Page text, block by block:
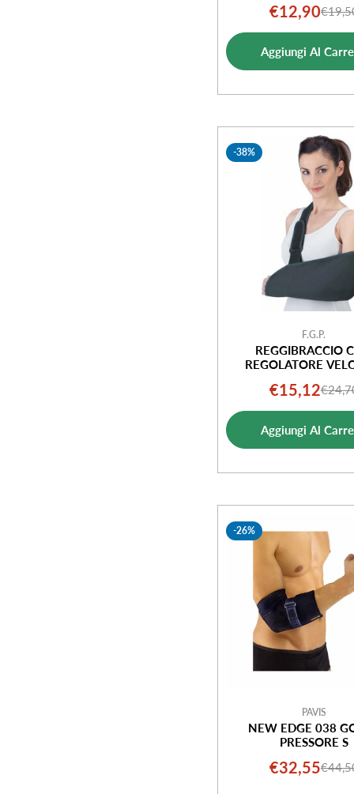
MUSCOLO O
REGOLABILE CHE
DI FORNIRE LA
DESIDERATA
di
€12,90
Aggiungi Al
-38%
F.G.P.
REGGIBRACCIO
REGOLATORE
di
€15,12
Aggiungi Al
-26%
PAVIS
NEW EDGE 038
PRESSORE S
€32,55